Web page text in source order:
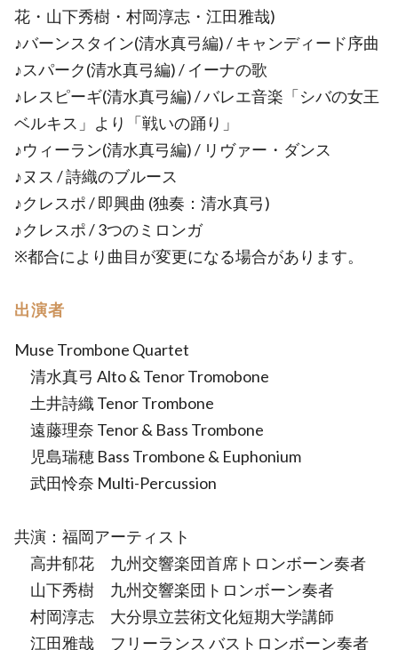
花・山下秀樹・村岡淳志・江田雅哉)
♪バーンスタイン(清水真弓編) / キャンディード序曲
♪スパーク(清水真弓編) / イーナの歌
♪レスピーギ(清水真弓編) / バレエ音楽「シバの女王
ベルキス」より「戦いの踊り」
♪ウィーラン(清水真弓編) / リヴァー・ダンス
♪ヌス / 詩織のブルース
♪クレスポ / 即興曲 (独奏：清水真弓)
♪クレスポ / 3つのミロンガ
※都合により曲目が変更になる場合があります。
出演者
Muse Trombone Quartet
清水真弓 Alto & Tenor Tromobone
土井詩織 Tenor Trombone
遠藤理奈 Tenor & Bass Trombone
児島瑞穂 Bass Trombone & Euphonium
武田怜奈 Multi-Percussion
共演：福岡アーティスト
高井郁花 九州交響楽団首席トロンボーン奏者
山下秀樹 九州交響楽団トロンボーン奏者
村岡淳志 大分県立芸術文化短期大学講師
江田雅哉 フリーランス バストロンボーン奏者